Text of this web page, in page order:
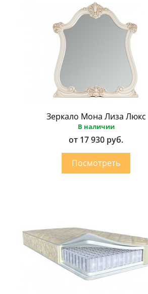
Зеркало Мона Лиза Люкс
В наличии
от 17 930 руб.